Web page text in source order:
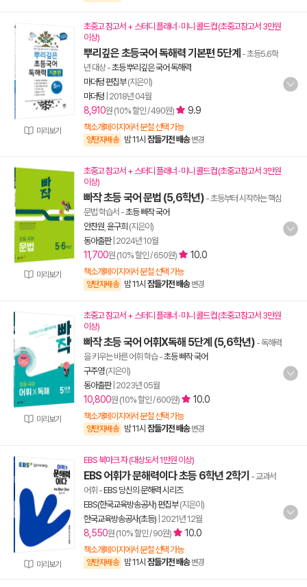
미리보기
초중고 참고서 + 스터디 플래너 · 미니 콜드컵 (초중고참고서 3만원
이상)
뿌리깊은 초등국어 독해력 기본편 5단계 - 초등5.6학
년 대상-초등 뿌리깊은 국어 독해력
마더텅 편집부(지은이)
마더텅 2018년 04월
8,910원 (10% 할인 / 490원) 9.9
책소개페이지에서 분철 선택 가능
양탄자배송 밤 11시 잠들기전 배송 변경
미리보기
초중고 참고서 + 스터디 플래너 · 미니 콜드컵 (초중고참고서 3만원
이상)
빠작 초등 국어 문법 (5,6학년) - 초등부터 시작하는 핵심
문법 학습서 -초등 빠작 국어
안찬원 윤구희 (지은이)
동아출판| 2024년 10월
11,700원 (10% 할인 / 650원) 10.0
책소개페이지에서 분철 선택 가능
양탄자배송 밤 11시 잠들기전 배송 변경
미리보기
초중고 참고서 + 스터디 플래너 · 미니 콜드컵 (초중고참고서 3만원
이상)
빠작 초등 국어 어휘X독해 5단계 (5,6학년) - 독해력
을 키우는 바른 어휘 학습-초등 빠작 국어
구주영(지은이)
동아출판| 2023년 05월
10,800원 (10% 할인 / 600원) 10.0
책소개페이지에서 분철 선택 가능
양탄자배송 밤 11시 잠들기전 배송 변경
미리보기
EBS 북마크 자 (대상도서 1만원 이상)
EBS 어휘가 문해력이다 초등 6학년 2학기 - 교과서
어휘 -EBS 당신의 문해력 시리즈
EBS(한국교육방송공사) 편집부(지은이)
한국교육방송공사(초등) 2021년 12월
8,550원 (10% 할인 / 90원) 10.0
책소개페이지에서 분철 선택 가능
양탄자배송 밤 11시 잠들기전 배송 변경